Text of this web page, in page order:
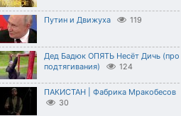
Путин и Движуха 119
Дед Бадюк ОПЯТЬ Несёт Дичь (про
подтягивания)
124
ПАКИСТАН | Фабрика Мракобесов
30